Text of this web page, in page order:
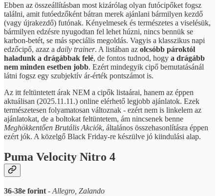
Ebben az összeállításban most kizárólag olyan futócipőket fogsz
találni, amit futóedzőként bátran merek ajánlani bármilyen kezdő
(vagy újrakezdő) futónak. Kényelmesek és természetes a viselésük,
bármilyen edzésre nyugodtan fel lehet húzni, nincs bennük se
karbon-betét, se más speciális megoldás. Vagyis a klasszikus napi
edzőcipő, azaz a daily trainer. A listában az olcsóbb pároktól
haladunk a drágábbak felé, de fontos tudnod, hogy a drágább
nem minden esetben jobb. Ezért mindegyik cipő bemutatásánál
látni fogsz egy szubjektív ár-érték pontszámot is.
Az itt feltüntetett árak NEM a cipők listaárai, hanem az éppen
aktuálisan (2025.11.11.) online elérhető legjobb ajánlatok. Ezek
természetesen folyamatosan változnak - ezért nem is linkelem az
ajánlatokat, de a boltokat feltüntetem, ám nincsenek benne
Meghökkentően Brutális Akciók, általános összehasonlításra éppen
ezért jók. A közelgő Black Friday-re készülve jó kiindulási alap.
Puma Velocity Nitro 4
36-38e forint - Allegro, Zalando